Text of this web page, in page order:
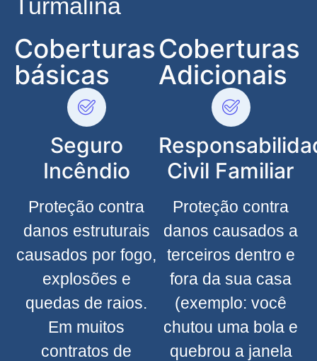
Coberturas
básicas
Seguro
Incêndio
Proteção contra
danos estruturais
causados por fogo,
explosões e
quedas de raios.
Em muitos
contratos de
Coberturas
Adicionais
Civil Familiar
Proteção contra
danos causados a
terceiros dentro e
fora da sua casa
(exemplo: você
chutou uma bola e
quebrou a janela